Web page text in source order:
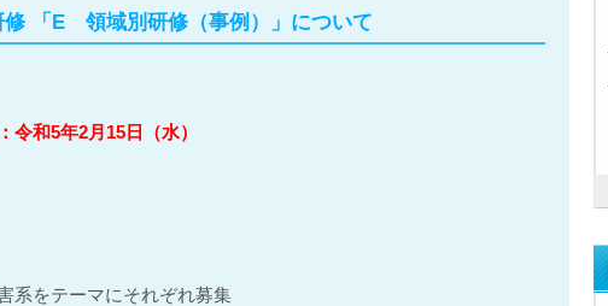
「E 領域別研修（事例）」について
令和5年2月15日（水）
系をテーマにそれぞれ募集